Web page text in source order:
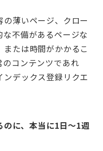
薄いページ、クロー
不備があるページな
たは時間がかかるこ
のコンテンツであれ
デックス登録リクエ
に、本当に1日〜1週